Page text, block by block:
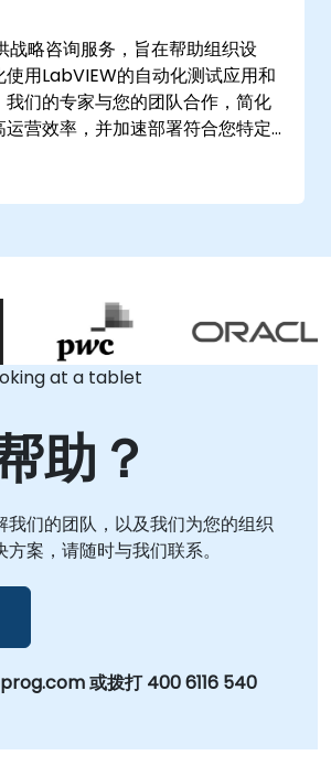
略咨询服务，旨在帮助组织设
用LabVIEW的自动化测试应用和
们的专家与您的团队合作，简化
营效率，并加速部署符合您特定
两种形式。远程服务通过安全的
议进行，使我们的顾问能够指导
的顾问直接前往您所在的设施或
中心，提供现场支持，将
现有的工作流程中，并优化您的
您的本地咨询合作伙伴
助？
我们的团队，以及我们为您的组织
案，请随时与我们联系。
或拨打 400 6116 540